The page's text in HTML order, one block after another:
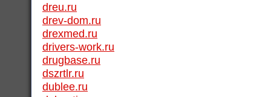
dreu.ru
drev-dom.ru
drexmed.ru
drivers-work.ru
drugbase.ru
dszrtlr.ru
dublee.ru